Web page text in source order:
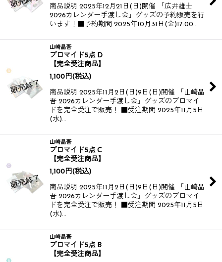
商品説明 2025年12月21日(日)開催 「広井雄士
2026カレンダー手渡し会」グッズの予約販売を行
います！​​ ■予約期間 2025年10月31日(金)17:00…
山崎晶吾
ブロマイド5点 D
【完全受注商品】
1,100 円(税込)
商品説明 2025年11月2日(日)9日(日)開催 「山崎晶
吾 2026カレンダー手渡し会」グッズのブロマイ
ドを完全受注で販売！ ■受注期間 2025年11月5日
(水)…
山崎晶吾
ブロマイド5点 C
【完全受注商品】
1,100 円(税込)
商品説明 2025年11月2日(日)9日(日)開催 「山崎晶
吾 2026カレンダー手渡し会」グッズのブロマイ
ドを完全受注で販売！ ■受注期間 2025年11月5日
(水)…
山崎晶吾
ブロマイド5点 B
【完全受注商品】